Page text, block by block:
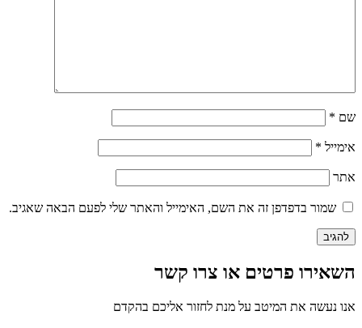
שם *
אימייל *
אתר
שמור בדפדפן זה את השם, האימייל והאתר שלי לפעם הבאה שאגיב.
השאירו פרטים או צרו קשר
אנו נעשה את המיטב על מנת לחזור אליכם בהקדם